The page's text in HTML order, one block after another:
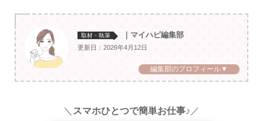
取材・執筆 ｜マイハピ編集部
更新日：2026年4月12日
編集部のプロフィール▼
＼ スマホひとつで簡単お仕事♪ ／